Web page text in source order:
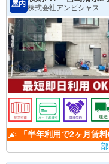
屋内
株式会社アンビシャス